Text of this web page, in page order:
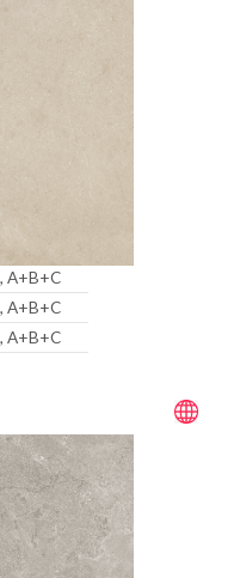
A+B+C
A+B+C
A+B+C